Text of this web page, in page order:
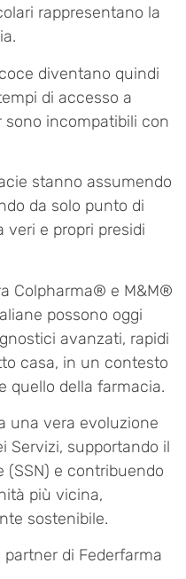
rappresentano la
diventano quindi
di accesso a
sono incompatibili con
stanno assumendo
da solo punto di
veri e propri presidi
Colpharma® e M&M®
possono oggi
avanzati, rapidi
casa, in un contesto
quello della farmacia.
una vera evoluzione
Servizi, supportando il
(SSN) e contribuendo
più vicina,
sostenibile.
di Federfarma